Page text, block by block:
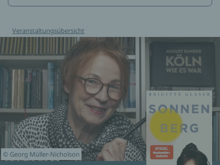
Veranstaltungsübersicht
© Georg Müller-Nicholson